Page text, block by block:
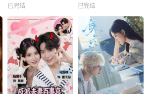
已完结 已完结